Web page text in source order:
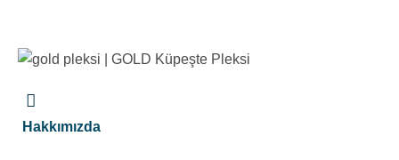
Hakkımızda